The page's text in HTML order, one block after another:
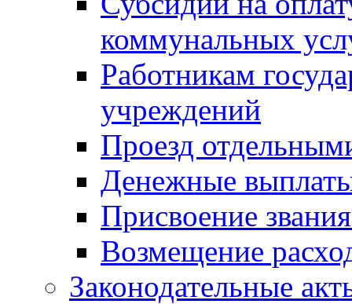
коммунальных
Работникам
учреждений
Проезд
Денежные
Присвоение
Возмещение
Законодательные